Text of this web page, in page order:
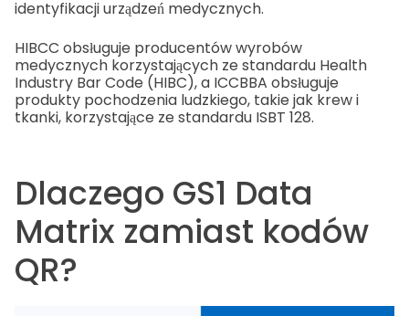
identyfikacji urządzeń medycznych.
HIBCC obsługuje producentów wyrobów
medycznych korzystających ze standardu Health
Industry Bar Code (HIBC), a ICCBBA obsługuje
produkty pochodzenia ludzkiego, takie jak krew i
tkanki, korzystające ze standardu ISBT 128.
Dlaczego GS1 Data
Matrix zamiast kodów
QR?